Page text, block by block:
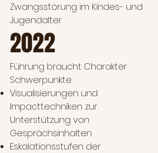
Zwangsstörung im Kindes- und
Jugendalter
2022
Führung braucht Charakter
Schwerpunkte:
Visualisierungen und
Impacttechniken zur
Unterstützung von
Gesprächsinhalten
Eskalationsstufen der